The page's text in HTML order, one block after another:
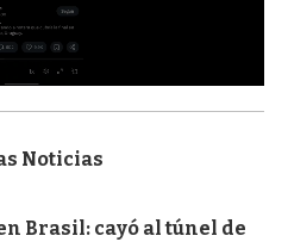
Noticias
Brasil: cayó al túnel de